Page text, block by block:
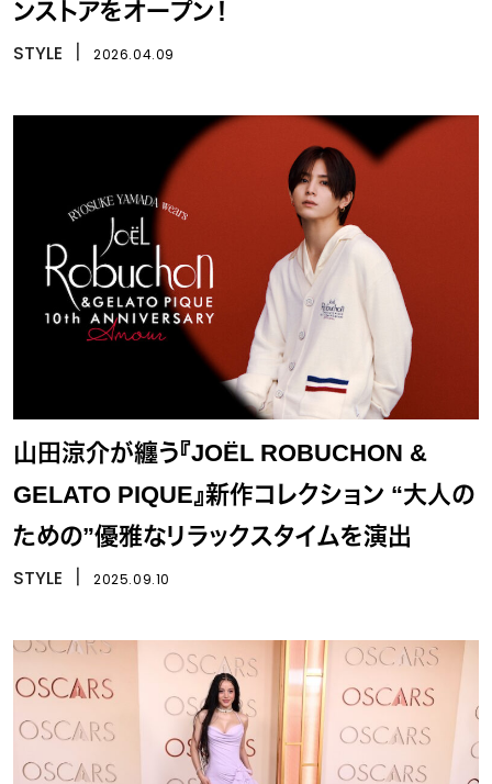
ンストアをオープン！
STYLE 2026.04.09
山田涼介が纏う『JOËL ROBUCHON &
GELATO PIQUE』新作コレクション “大人の
ための”優雅なリラックスタイムを演出
STYLE 2025.09.10